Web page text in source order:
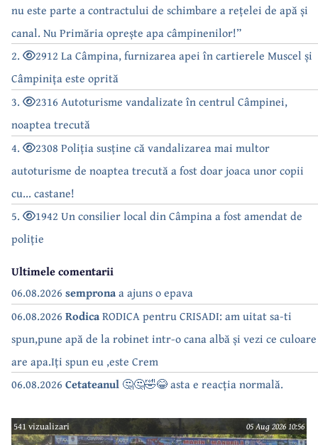
nu este parte a contractului de schimbare a rețelei de apă și
canal. Nu Primăria oprește apa câmpinenilor!”
2.
2912 La Câmpina, furnizarea apei în cartierele Muscel și
Câmpinița este oprită
3.
2316 Autoturisme vandalizate în centrul Câmpinei,
noaptea trecută
4.
2308 Poliția susține că vandalizarea mai multor
autoturisme de noaptea trecută a fost doar joaca unor copii
cu... castane!
5.
1942 Un consilier local din Câmpina a fost amendat de
poliție
Ultimele comentarii
06.08.2026 sempronaa ajuns o epava
06.08.2026 RodicaRODICA pentru CRISADI: am uitat sa-ti
spun,pune apă de la robinet intr-o cana albă și vezi ce culoare
are apa.Iți spun eu ,este Crem
06.08.2026 Cetateanul 🤔🤔🤣😂 asta e reacția normală.
541 vizualizari 05 Aug 2026 10:56